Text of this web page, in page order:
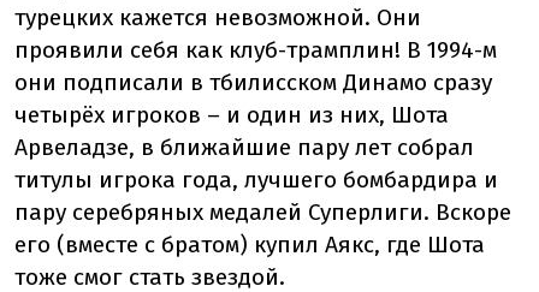
турецких кажется невозможной. Они
проявили себя как клуб-трамплин! В 1994-м
они подписали в тбилисском Динамо сразу
четырёх игроков – и один из них, Шота
Арвеладзе, в ближайшие пару лет собрал
титулы игрока года, лучшего бомбардира и
пару серебряных медалей Суперлиги. Вскоре
его (вместе с братом) купил Аякс, где Шота
тоже смог стать звездой.